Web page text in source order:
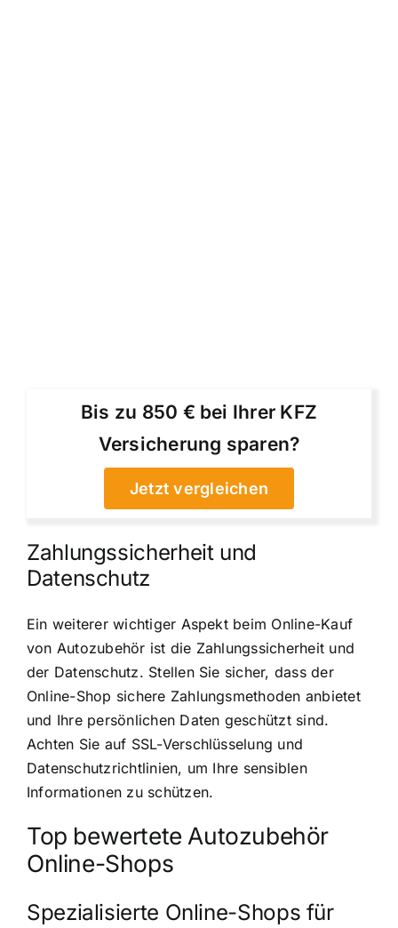
Bis zu 850 € bei Ihrer KFZ
Versicherung sparen?
Jetzt vergleichen
Zahlungssicherheit und
Datenschutz
Ein weiterer wichtiger Aspekt beim Online-Kauf
von Autozubehör ist die Zahlungssicherheit und
der Datenschutz. Stellen Sie sicher, dass der
Online-Shop sichere Zahlungsmethoden anbietet
und Ihre persönlichen Daten geschützt sind.
Achten Sie auf SSL-Verschlüsselung und
Datenschutzrichtlinien, um Ihre sensiblen
Informationen zu schützen.
Top bewertete Autozubehör
Online-Shops
Spezialisierte Online-Shops für